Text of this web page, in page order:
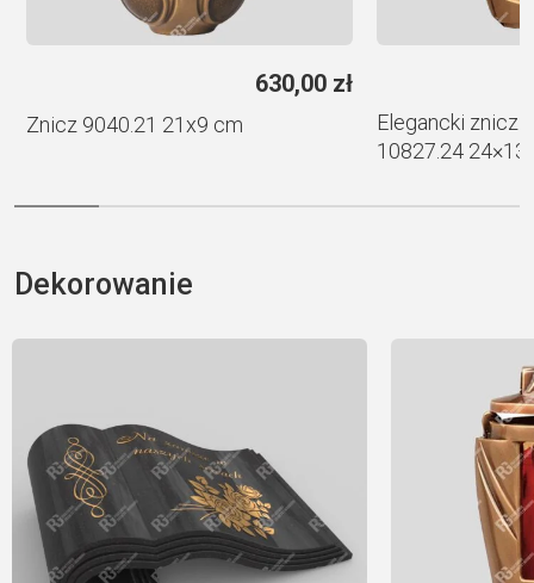
630,00 zł
Znicz 9040.21 21х9 cm
Elegancki znicz
10827.24 24×13
Dekorowanie